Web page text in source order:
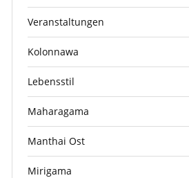
Veranstaltungen
Kolonnawa
Lebensstil
Maharagama
Manthai Ost
Mirigama